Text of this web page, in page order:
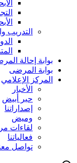
التدريب
بوابة إحالة
بوابة المرضى
المركز الإعلامي
الأخبار
حبر أبيض
إصداراتنا
وميض
لقاءات
فعالياتنا
تواصل